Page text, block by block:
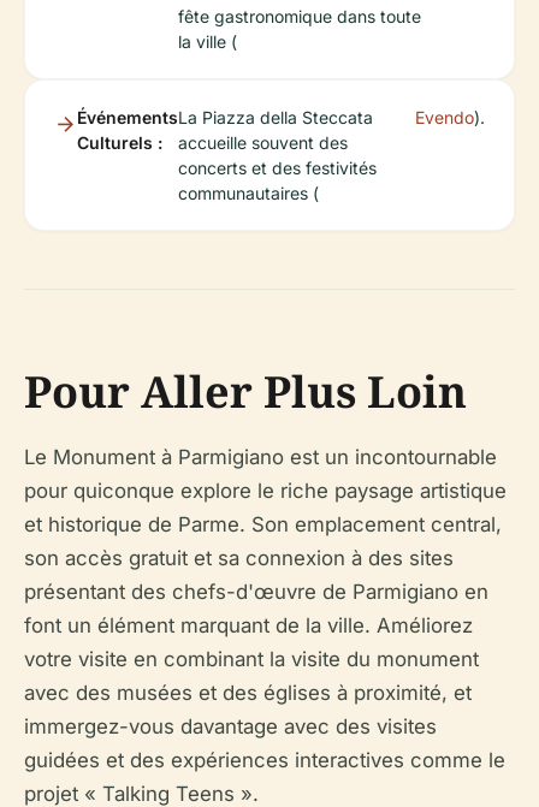
fête gastronomique dans toute
la ville (
Événements
Culturels :
La Piazza della Steccata
accueille souvent des
concerts et des festivités
communautaires (
Evendo).
Pour Aller Plus Loin
Le Monument à Parmigiano est un incontournable
pour quiconque explore le riche paysage artistique
et historique de Parme. Son emplacement central,
son accès gratuit et sa connexion à des sites
présentant des chefs-d'œuvre de Parmigiano en
font un élément marquant de la ville. Améliorez
votre visite en combinant la visite du monument
avec des musées et des églises à proximité, et
immergez-vous davantage avec des visites
guidées et des expériences interactives comme le
projet « Talking Teens ».